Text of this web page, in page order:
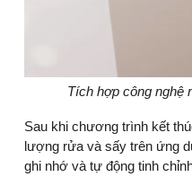
Tích hợp công nghệ
Sau khi chương trình kết
lượng rửa và sấy trên ứng
ghi nhớ và tự động tinh